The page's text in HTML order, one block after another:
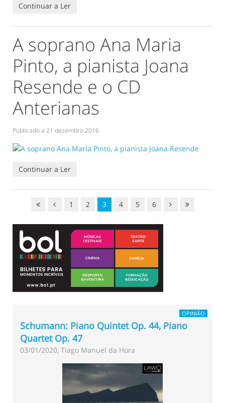
Continuar a Ler
A soprano Ana Maria
Pinto, a pianista Joana
Resende e o CD
Anterianas
Publicado a 21 dezembro 2016
Continuar a Ler
1 2 3 4 5 6
OPINIÃO
Schumann: Piano Quintet Op. 44, Piano
Quartet Op. 47
03/01/2020, Tiago Manuel da Hora